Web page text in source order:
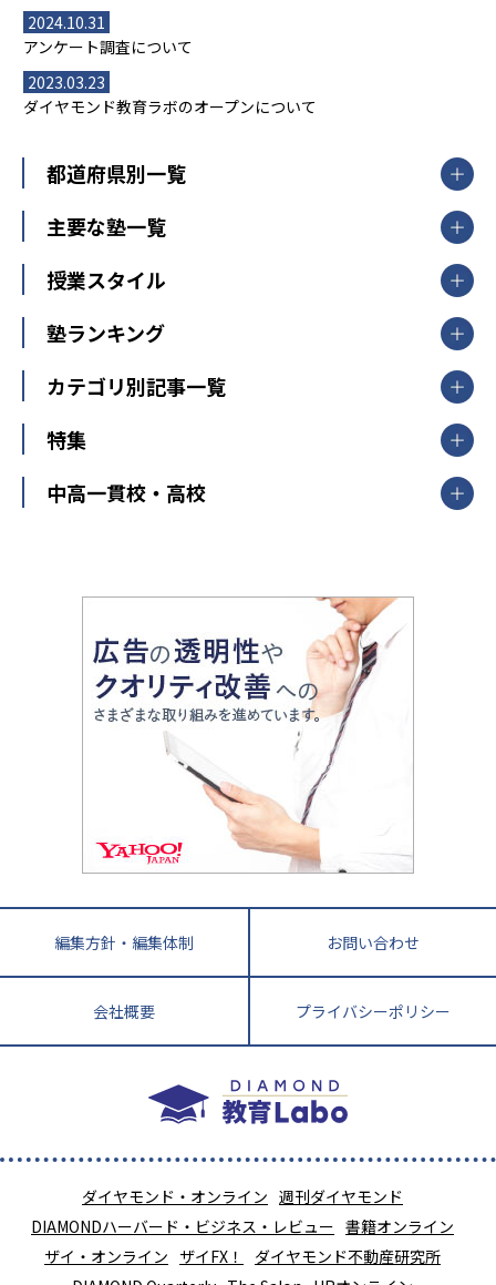
2024.10.31
アンケート調査について
2023.03.23
ダイヤモンド教育ラボのオープンについて
都道府県別一覧
北海道・東北
山形県
福島県
関東
東京都
神奈川県
茨城県
栃木県
群馬県
新潟県
中部
愛知県
静岡県
長野県
大阪府
兵庫県 京都府 奈良県
和歌山県
鳥取県
島根県 岡山県 広島県
香川県
高知県
長崎県 熊本県
鹿児島県 沖縄県
主要な塾一覧
【掲載塾一覧を見る】
東京個別指導学院
明光義塾
個別教室のトライ
武田塾
授業スタイル
個別指導
オンライン指導
塾ランキング
中学受験ランキング
カテゴリ別記事一覧
中学受験
大学受験
教育全般
大学受験塾の選び方
中学受験に熱心な市区町村ランキング
小学校受験
家庭教師
特集
開成番長直伝！子どもの受験を成功させる方法
運動と遊びを考える
情報Ⅰ、数学が苦手な人注目！最短距離の学力
アップ法
悩み多き「大学受験」相談室
英語・英会話・英検対策
小学校教師が解説！中学受験のリアル
教育ジャーナリストが徹底解説！ 大学受験の羅
中高一貫校・高校
大学入試改革
ママテクエグザム
進化する中高一貫校・高校
編集方針・編集体制 お問い合わせ
会社概要 プライバシーポリシー
ダイヤモンド・オンライン 週刊ダイヤモンド
DIAMONDハーバード・ビジネス・レビュー 書籍オンライン
ザイ・オンライン ザイFX！
ダイヤモンド不動産研究所